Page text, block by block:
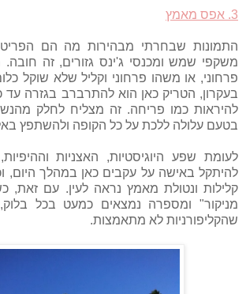
3. אפס מאמץ
התמונות שבחרתי מבהירות מה הם
משקפי שמש ומכנסי ג'ינס גזורים, זה חובה.
פרחוני, או משהו פרחוני וקליל שלא שוקל
בעקרון, הטריק כאן הוא להתרברב בגזרה
להיראות כמו פריחה. זה מצליח לחלק
בטעם עלולה ללכת על כל הקופה ולהשתפץ
לעומת שפע היוגיסטיות, האצניות
להיתקל באישה על עקבים כאן במהלך היום,
קלילות ונטולת מאמץ נראה לעין. עם זאת,
מניקור" ומספרה נמצאים כמעט בכל בלוק,
שהקליפורניות לא מתאמצות.